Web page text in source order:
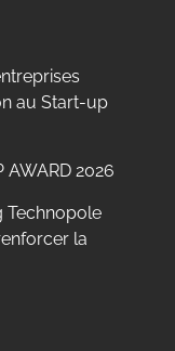
au Start-up
2026
Technopole
la